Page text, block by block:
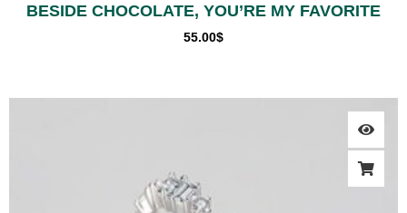
BESIDE CHOCOLATE, YOU’RE MY FAVORITE
55.00$